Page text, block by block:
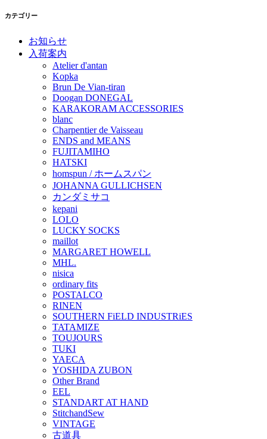
カテゴリー
お知らせ
入荷案内
Atelier d'antan
Kopka
Brun De Vian-tiran
Doogan DONEGAL
KARAKORAM ACCESSORIES
blanc
Charpentier de Vaisseau
ENDS and MEANS
FUJITAMIHO
HATSKI
homspun / ホームスパン
JOHANNA GULLICHSEN
カンダミサコ
kepani
LOLO
LUCKY SOCKS
maillot
MARGARET HOWELL
MHL.
nisica
ordinary fits
POSTALCO
RINEN
SOUTHERN FiELD INDUSTRiES
TATAMIZE
TOUJOURS
TUKI
YAECA
YOSHIDA ZUBON
Other Brand
EEL
STANDART AT HAND
StitchandSew
VINTAGE
古道具